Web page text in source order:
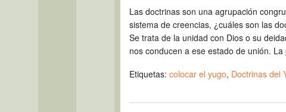
Las doctrinas son una agrupación
sistema de creencias, ¿cuáles son las
Se trata de la unidad con Dios o su
nos conducen a ese estado de unión.
Etiquetas: colocar el yugo, Doctrinas del